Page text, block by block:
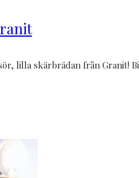
lilla skärbrädan från Granit!